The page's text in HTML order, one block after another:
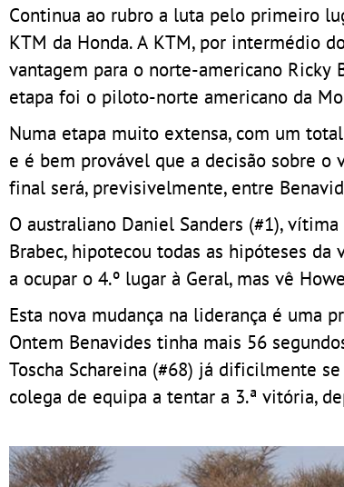
Continua ao rubro a luta pelo primeiro
KTM da Honda. A KTM, por intermédio
vantagem para o norte-americano Ricky
etapa foi o piloto-norte americano da
Numa etapa muito extensa, com um
e é bem provável que a decisão sobre o
final será, previsivelmente, entre
O australiano Daniel Sanders (#1),
Brabec, hipotecou todas as hipóteses
a ocupar o 4.º lugar à Geral, mas vê
Esta nova mudança na liderança é uma
Ontem Benavides tinha mais 56
Toscha Schareina (#68) já dificilmente
colega de equipa a tentar a 3.ª vitória,